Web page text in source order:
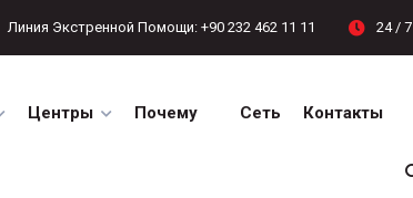
Линия Экстренной Помощи: +90 232 462 11 11 24 / 7
Центры Почему Сеть Контакты